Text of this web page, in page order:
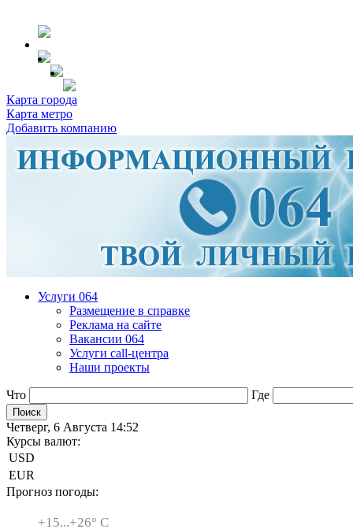
Карта города
Карта метро
Добавить компанию
Услуги 064
Размещение в справке
Реклама на сайте
Вакансии 064
Услуги call-центра
Наши проекты
Что Где
Четверг, 6 Августа 14:52
Курсы валют:
USD
EUR
Прогноз погоды:
+15...+26° C